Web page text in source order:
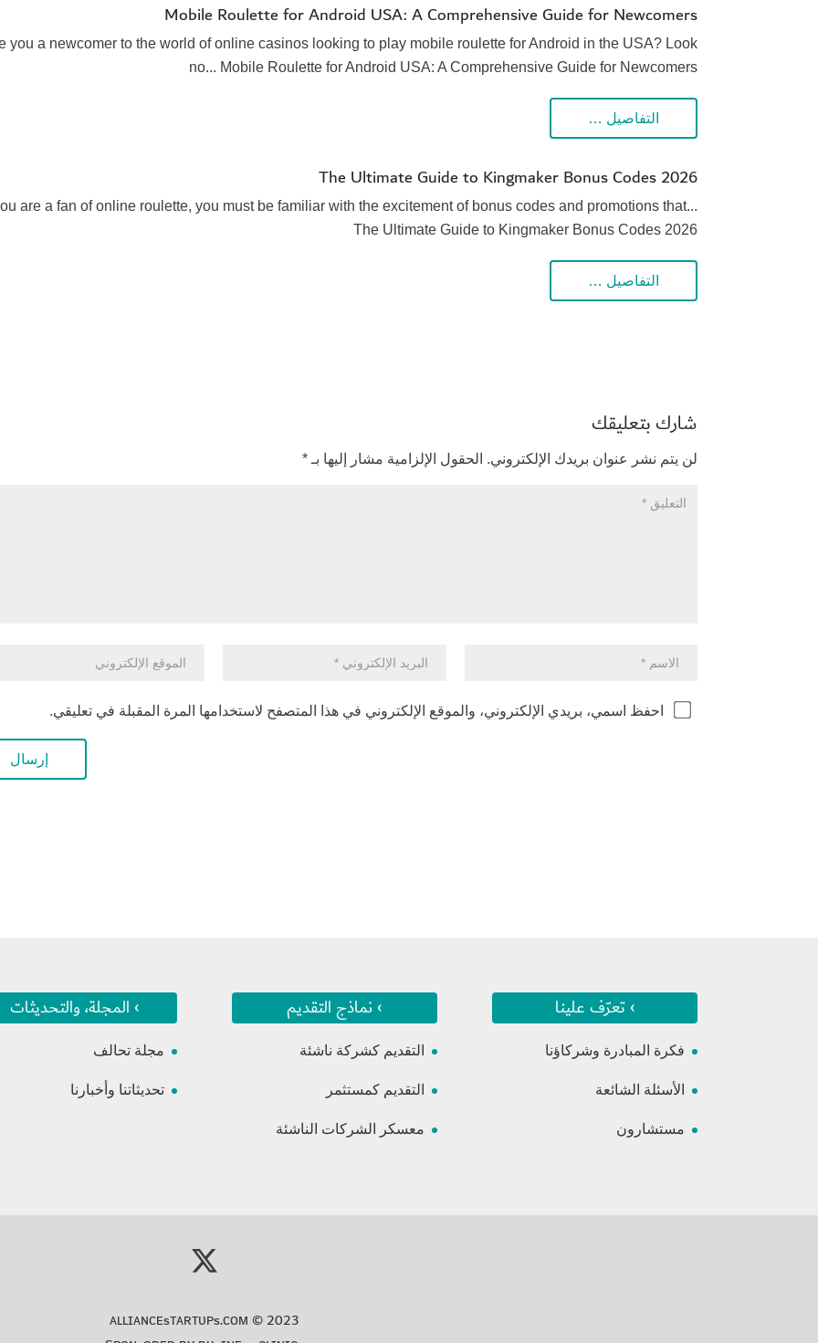
Mobile Roulette for Android USA: A Comprehensive Guide for Newcomers
you a newcomer to the world of online casinos looking to play mobile roulette for Android in the USA? Look
no... Mobile Roulette for Android USA: A Comprehensive Guide for Newcomers
التفاصيل …
The Ultimate Guide to Kingmaker Bonus Codes 2026
are a fan of online roulette, you must be familiar with the excitement of bonus codes and promotions that...
The Ultimate Guide to Kingmaker Bonus Codes 2026
التفاصيل …
شارك بتعليقك
لن يتم نشر عنوان بريدك الإلكتروني. الحقول الإلزامية مشار إليها بـ *
احفظ اسمي، بريدي الإلكتروني، والموقع الإلكتروني في هذا المتصفح لاستخدامها المرة المقبلة في تعليقي.
› تعرّف علينا
فكرة المبادرة وشركاؤنا
الأسئلة الشائعة
مستشارون
› نماذج التقديم
التقديم كشركة ناشئة
التقديم كمستثمر
معسكر الشركات الناشئة
› المجلة، والتحديثات
مجلة تحالف
تحديثاتنا وأخبارنا
ᴀʟʟɪᴀɴᴄᴇsᴛᴀʀᴛᴜᴘs.ᴄᴏᴍ© 2023